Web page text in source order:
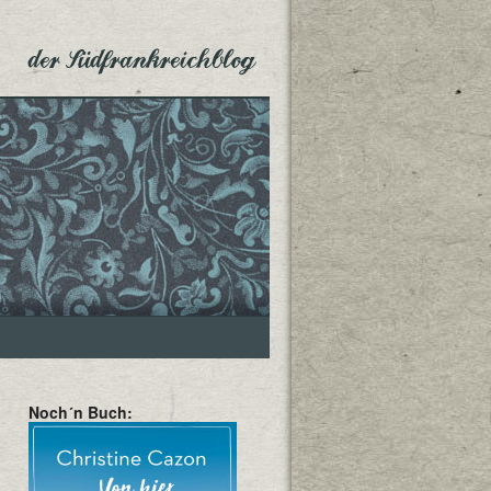
der Südfrankreichblog
Noch´n Buch: